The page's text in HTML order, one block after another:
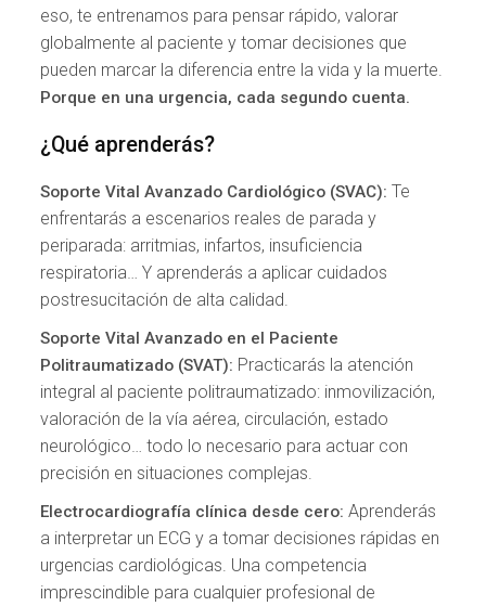
eso, te entrenamos para pensar rápido, valorar
globalmente al paciente y tomar decisiones que
pueden marcar la diferencia entre la vida y la muerte.
Porque en una urgencia, cada segundo cuenta.
¿Qué aprenderás?
Soporte Vital Avanzado Cardiológico (SVAC):Te
enfrentarás a escenarios reales de parada y
periparada: arritmias, infartos, insuficiencia
respiratoria… Y aprenderás a aplicar cuidados
postresucitación de alta calidad.
Soporte Vital Avanzado en el Paciente
Politraumatizado (SVAT): Practicarás la atención
integral al paciente politraumatizado: inmovilización,
valoración de la vía aérea, circulación, estado
neurológico… todo lo necesario para actuar con
precisión en situaciones complejas.
Electrocardiografía clínica desde cero:Aprenderás
a interpretar un ECG y a tomar decisiones rápidas en
urgencias cardiológicas. Una competencia
imprescindible para cualquier profesional de